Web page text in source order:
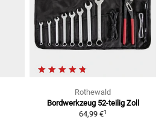
Rothewald
Bordwerkzeug 52-teilig Zoll
64,99 €1